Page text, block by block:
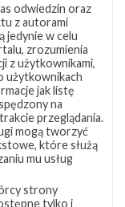
0
odwiedzin oraz
z autorami
jedynie w celu
zrozumienia
z użytkownikami,
użytkownikach
jak listę
na
przeglądania.
mogą tworzyć
które służą
mu usług
strony
tylko i